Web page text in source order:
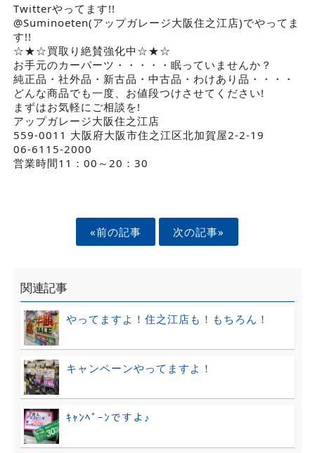
Twitterやってます!!
@Suminoeten(アップガレージ大阪住之江店)でやってま
す!!
☆★☆買取り絶賛強化中☆★☆
お手元のカーパーツ・・・・・眠っていませんか？
純正品・社外品・新古品・中古品・わけあり品・・・・
どんな商品でも一度、お値段つけさせてください!
まずはお気軽にご相談を!
アップガレージ大阪住之江店
559-0011 大阪府大阪市住之江区北加賀屋2-2-19
06-6115-2000
営業時間11：00～20：30
«前の記事 次の記事»
関連記事
やってますよ！住之江店も！もちろん！
キャンペーンやってますよ！
ｷｬﾝﾍﾟｰﾝですよ♪